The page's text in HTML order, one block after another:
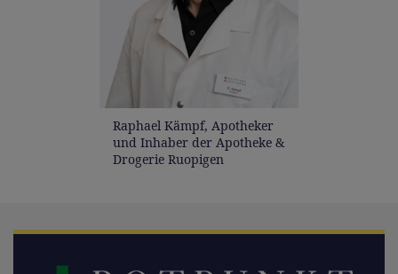
Raphael Kämpf, Apotheker
und Inhaber der Apotheke &
Drogerie Ruopigen